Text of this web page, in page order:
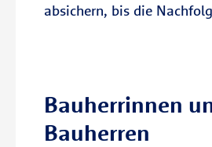
absichern, bis die
Bauherrinnen
Bauherren